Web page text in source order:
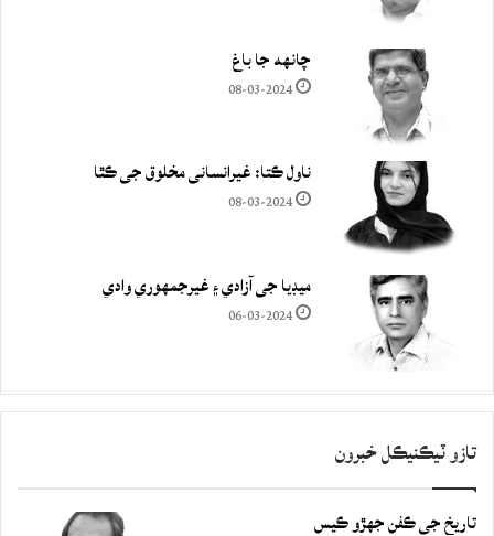
چانهه جا باغ
08-03-2024
ناول ڪتا: غيرانساني مخلوق جي ڪٿا
08-03-2024
ميڊيا جي آزادي ۽ غيرجمھوري وادي
06-03-2024
تازو ٽيڪنيڪل خبرون
تاريخ جي ڪفن جھڙو ڪيس